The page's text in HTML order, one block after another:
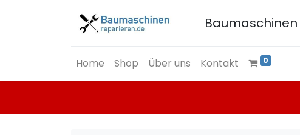
Baumaschinen
Home Shop Über uns Kontakt 0